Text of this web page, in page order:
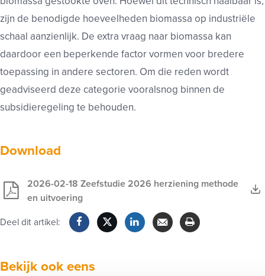
zijn de benodigde hoeveelheden biomassa op industriële
schaal aanzienlijk. De extra vraag naar biomassa kan
daardoor een beperkende factor vormen voor bredere
toepassing in andere sectoren. Om die reden wordt
geadviseerd deze categorie vooralsnog binnen de
subsidieregeling te behouden.
Download
2026-02-18 Zeefstudie 2026 herziening methode
en uitvoering
Deel dit artikel:
Bekijk ook eens